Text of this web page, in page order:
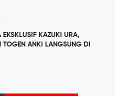
KAZUKI URA,
TOGEN ANKI LANGSUNG DI